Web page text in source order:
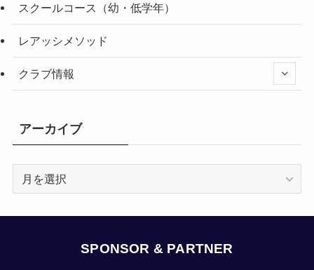
スクールコース（幼・低学年）
レアッシメソッド
クラブ情報
アーカイブ
SPONSOR & PARTNER